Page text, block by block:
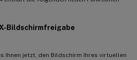
Bildschirmfreigabe
Ihnen jetzt, den Bildschirm Ihres virtuellen